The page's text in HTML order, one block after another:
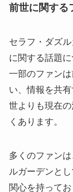
前世に関する
セラフ・ダズ
に関する話題
一部のファン
い、情報を共
世よりも現在
くあります。
多くのファン
ルガーデンと
関心を持って